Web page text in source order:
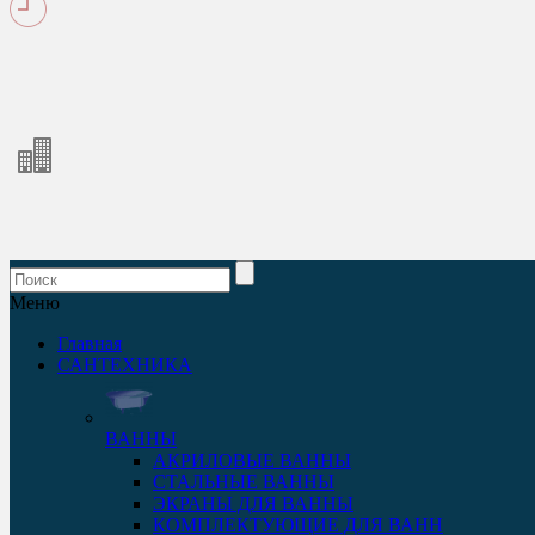
Меню
Главная
САНТЕХНИКА
ВАННЫ
АКРИЛОВЫЕ ВАННЫ
СТАЛЬНЫЕ ВАННЫ
ЭКРАНЫ ДЛЯ ВАННЫ
КОМПЛЕКТУЮЩИЕ ДЛЯ ВАНН